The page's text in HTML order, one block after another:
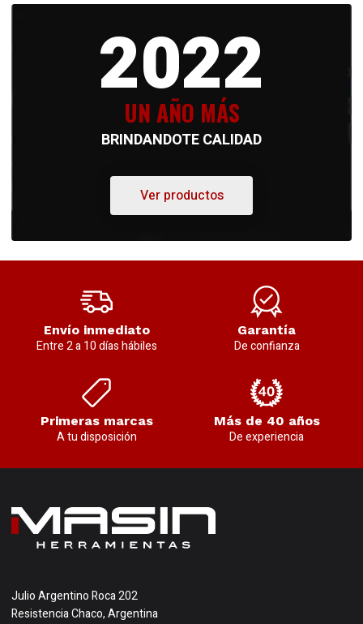
2022
UN AÑO MÁS
BRINDANDOTE CALIDAD
Ver productos
Envío inmediato
Entre 2 a 10 días hábiles
Garantía
De confianza
Primeras marcas
A tu disposición
Más de 40 años
De experiencia
Julio Argentino Roca 202
Resistencia Chaco, Argentina